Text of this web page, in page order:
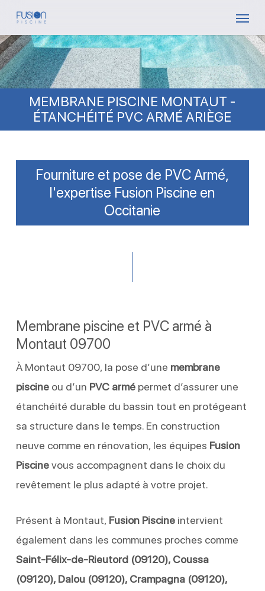
Skip
main
content
MEMBRANE PISCINE MONTAUT -
ÉTANCHÉITÉ PVC ARMÉ ARIÈGE
Fourniture et pose de PVC Armé,
l'expertise Fusion Piscine en
Occitanie
Membrane piscine et PVC armé à
Montaut 09700
À Montaut 09700, la pose d’une membrane
piscineou d’un PVC armépermet d’assurer une
étanchéité durable du bassin tout en protégeant
sa structure dans le temps. En construction
neuve comme en rénovation, les équipes Fusion
Piscinevous accompagnent dans le choix du
revêtement le plus adapté à votre projet.
Présent à Montaut, Fusion Piscineintervient
également dans les communes proches comme
Saint-Félix-de-Rieutord (09120), Coussa
(09120), Dalou (09120), Crampagna (09120),